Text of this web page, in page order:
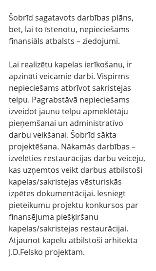
Šobrīd sagatavots darbības plāns,
bet, lai to īstenotu, nepieciešams
finansiāls atbalsts – ziedojumi.
Lai realizētu kapelas ierīkošanu, ir
apzināti veicamie darbi. Vispirms
nepieciešams atbrīvot sakristejas
telpu. Pagrabstāvā nepieciešams
izveidot jaunu telpu apmeklētāju
pieņemšanai un administratīvo
darbu veikšanai. Šobrīd sākta
projektēšana. Nākamās darbības –
izvēlēties restaurācijas darbu veicēju,
kas uzņemtos veikt darbus atbilstoši
kapelas/sakristejas vēsturiskās
izpētes dokumentācijai. Iesniegt
pieteikumu projektu konkursos par
finansējuma piešķiršanu
kapelas/sakristejas restaurācijai.
Atjaunot kapelu atbilstoši arhitekta
J.D.Felsko projektam.